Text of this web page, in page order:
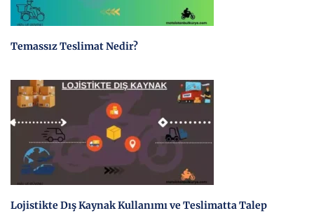
Temassız Teslimat Nedir?
Lojistikte Dış Kaynak Kullanımı ve Teslimatta Talep